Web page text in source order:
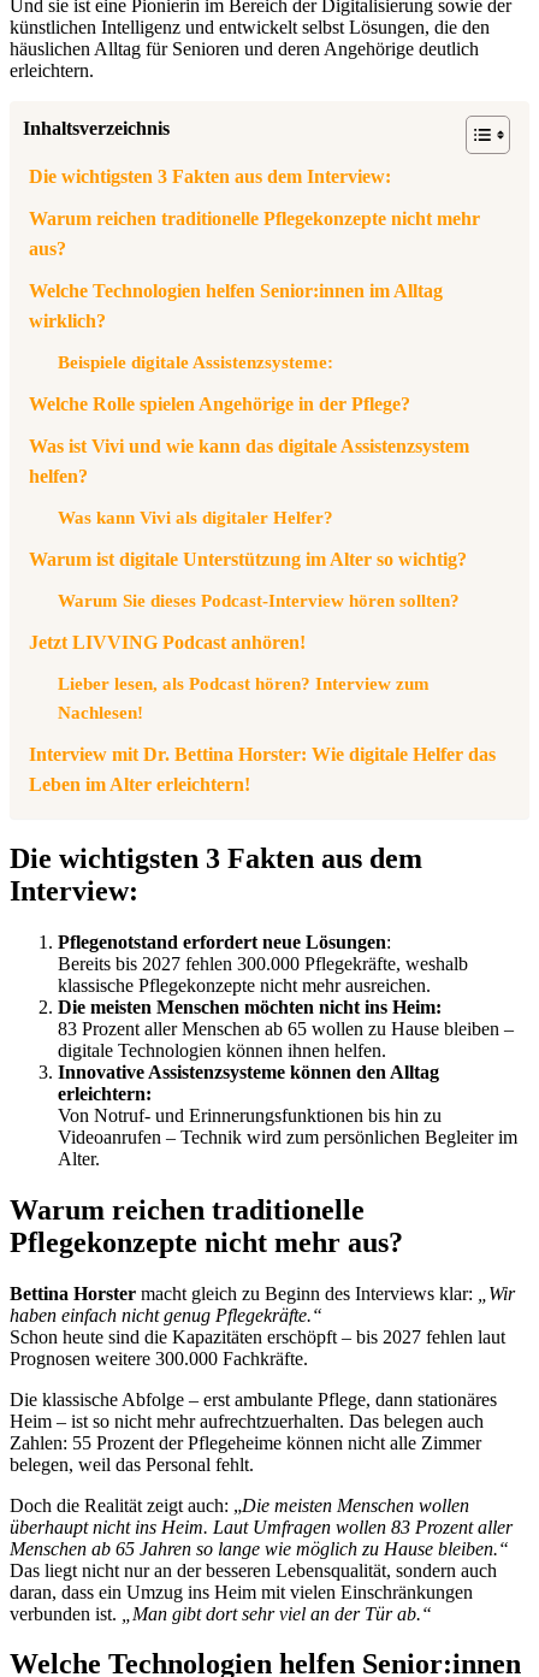
Und sie ist eine Pionierin im Bereich der Digitalisierung sowie der
künstlichen Intelligenz und entwickelt selbst Lösungen, die den
häuslichen Alltag für Senioren und deren Angehörige deutlich
erleichtern.
Inhaltsverzeichnis
Die wichtigsten 3 Fakten aus dem Interview:
Warum reichen traditionelle Pflegekonzepte nicht mehr
aus?
Welche Technologien helfen Senior:innen im Alltag
wirklich?
Beispiele digitale Assistenzsysteme:
Welche Rolle spielen Angehörige in der Pflege?
Was ist Vivi und wie kann das digitale Assistenzsystem
helfen?
Was kann Vivi als digitaler Helfer?
Warum ist digitale Unterstützung im Alter so wichtig?
Warum Sie dieses Podcast-Interview hören sollten?
Jetzt LIVVING Podcast anhören!
Lieber lesen, als Podcast hören? Interview zum
Nachlesen!
Interview mit Dr. Bettina Horster: Wie digitale Helfer das
Leben im Alter erleichtern!
Die wichtigsten 3 Fakten aus dem
Interview:
Pflegenotstand erfordert neue Lösungen:
Bereits bis 2027 fehlen 300.000 Pflegekräfte, weshalb
klassische Pflegekonzepte nicht mehr ausreichen.
Die meisten Menschen möchten nicht ins Heim:
83 Prozent aller Menschen ab 65 wollen zu Hause bleiben –
digitale Technologien können ihnen helfen.
Innovative Assistenzsysteme können den Alltag
erleichtern:
Von Notruf- und Erinnerungsfunktionen bis hin zu
Videoanrufen – Technik wird zum persönlichen Begleiter im
Alter.
Warum reichen traditionelle
Pflegekonzepte nicht mehr aus?
Bettina Horster macht gleich zu Beginn des Interviews klar:
„Wir
haben einfach nicht genug Pflegekräfte.“
Schon heute sind die Kapazitäten erschöpft – bis 2027 fehlen laut
Prognosen weitere 300.000 Fachkräfte.
Die klassische Abfolge – erst ambulante Pflege, dann stationäres
Heim – ist so nicht mehr aufrechtzuerhalten. Das belegen auch
Zahlen: 55 Prozent der Pflegeheime können nicht alle Zimmer
belegen, weil das Personal fehlt.
Doch die Realität zeigt auch: „Die meisten Menschen wollen
überhaupt nicht ins Heim. Laut Umfragen wollen 83 Prozent aller
Menschen ab 65 Jahren so lange wie möglich zu Hause bleiben.“
Das liegt nicht nur an der besseren Lebensqualität, sondern auch
daran, dass ein Umzug ins Heim mit vielen Einschränkungen
verbunden ist.
„Man gibt dort sehr viel an der Tür ab.“
Welche Technologien helfen Senior:innen